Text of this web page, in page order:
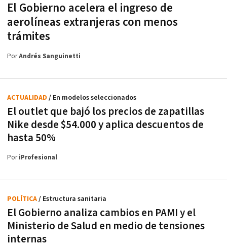
El Gobierno acelera el ingreso de
aerolíneas extranjeras con menos
trámites
PorAndrés Sanguinetti
El outlet que bajó los precios de zapatillas
Nike desde $54.000 y aplica descuentos de
hasta 50%
ACTUALIDAD / En modelos seleccionados
PoriProfesional
El Gobierno analiza cambios en PAMI y el
Ministerio de Salud en medio de tensiones
internas
POLÍTICA/ Estructura sanitaria